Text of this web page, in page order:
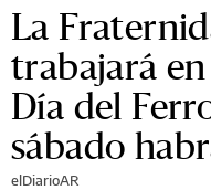
La
trabajará
Día del
sábado
elDiarioAR